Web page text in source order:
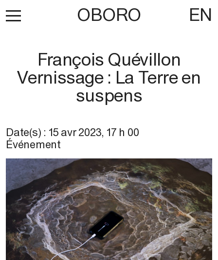
OBORO EN
François Quévillon
Vernissage : La Terre en
suspens
Date(s) : 15 avr 2023, 17 h 00
Événement